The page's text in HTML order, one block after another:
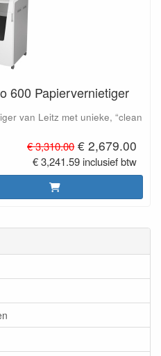
600 Papiervernietiger
van Leitz met unieke, “clean
€ 3,310.00 € 2,679.00
€ 3,241.59 inclusief btw